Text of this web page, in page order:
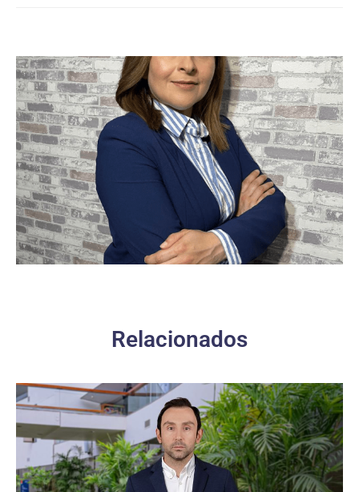
Relacionados